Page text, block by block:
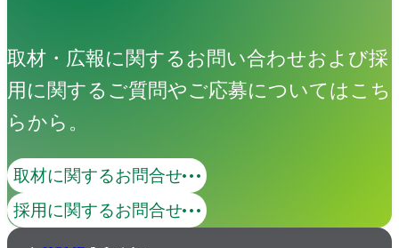
取材・広報に関するお問い合わせおよび採
用に関するご質問やご応募についてはこち
らから。
取材に関するお問合せ
採用に関するお問合せ